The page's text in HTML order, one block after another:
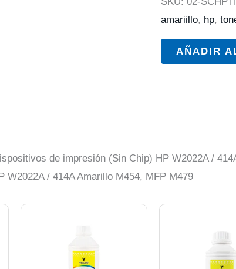
amariillo, hp,
AÑADIR
de impresión (Sin Chip) HP W2022A /
W2022A / 414A Amarillo M454, MFP M479